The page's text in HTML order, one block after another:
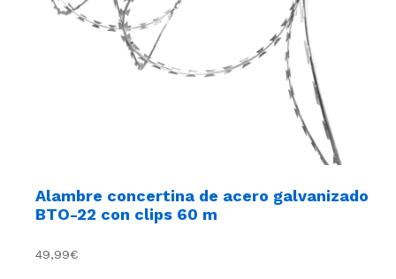
Alambre concertina de acero galvanizado
BTO-22 con clips 60 m
49,99€